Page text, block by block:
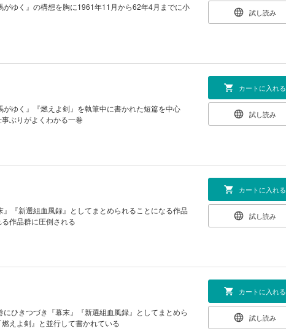
ゆく』の構想を胸に1961年11月から62年4月までに小
試し読み
ゆく』『燃えよ剣』を執筆中に書かれた短篇を中心
ぶりがよくわかる一巻
カートに入れる
試し読み
『新選組血風録』としてまとめられることになる作品
作品群に圧倒される
カートに入れる
試し読み
ひきつづき『幕末』『新選組血風録』としてまとめら
えよ剣』と並行して書かれている
カートに入れる
試し読み